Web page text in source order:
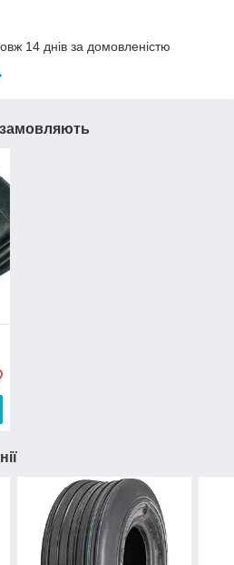
14 днів за домовленістю